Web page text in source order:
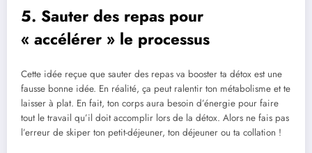
5. Sauter des repas pour
« accélérer » le processus
Cette idée reçue que sauter des repas va booster ta détox est une
fausse bonne idée. En réalité, ça peut ralentir ton métabolisme et te
laisser à plat. En fait, ton corps aura besoin d’énergie pour faire
tout le travail qu’il doit accomplir lors de la détox. Alors ne fais pas
l’erreur de skiper ton petit-déjeuner, ton déjeuner ou ta collation !